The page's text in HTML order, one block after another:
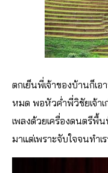
ตกเย็นพี่เจ้าของบ้านก็เ
หมด พอหัวค่ำพี่วิชัยเจ้าเ
เพลงด้วยเครื่องดนตรีพื้น
มาแต่เพราะจับใจจนทำ